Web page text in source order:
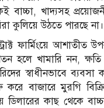
বাচ্চা, খাদ্যসহ
কুলিয়ে উঠতে পারছে না।
ফার্মিংয়ে আশাতীত
হলে খামারি নন,
স্বাধীনভাবে
করে বাজারে মুরগি
ডিলারের কাছ থেকে